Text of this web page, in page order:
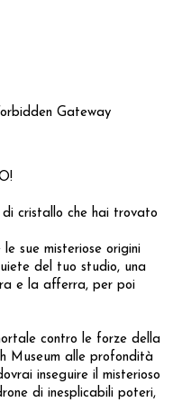
Gateway
di cristallo che hai trovato
sue misteriose origini
del tuo studio, una
e la afferra, per poi
contro le forze della
Museum alle profondità
inseguire il misterioso
di inesplicabili poteri,